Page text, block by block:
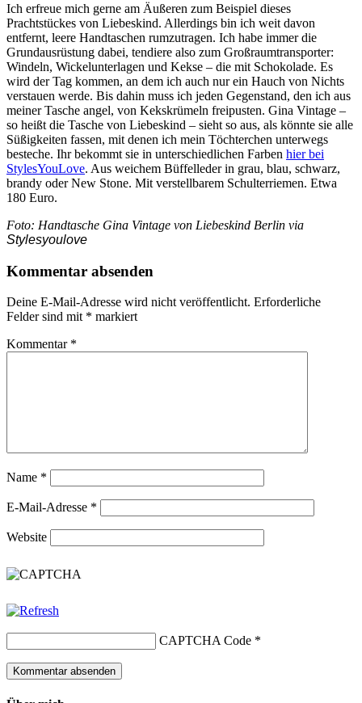
Ich erfreue mich gerne am Äußeren zum Beispiel dieses
Prachtstückes von Liebeskind. Allerdings bin ich weit davon
entfernt, leere Handtaschen rumzutragen. Ich habe immer die
Grundausrüstung dabei, tendiere also zum Großraumtransporter:
Windeln, Wickelunterlagen und Kekse – die mit Schokolade. Es
wird der Tag kommen, an dem ich auch nur ein Hauch von Nichts
verstauen werde. Bis dahin muss ich jeden Gegenstand, den ich aus
meiner Tasche angel, von Kekskrümeln freipusten. Gina Vintage –
so heißt die Tasche von Liebeskind – sieht so aus, als könnte sie alle
Süßigkeiten fassen, mit denen ich mein Töchterchen unterwegs
besteche. Ihr bekommt sie in unterschiedlichen Farben hier bei
StylesYouLove. Aus weichem Büffelleder in grau, blau, schwarz,
brandy oder New Stone. Mit verstellbarem Schulterriemen. Etwa
180 Euro.
Foto: Handtasche Gina Vintage von Liebeskind Berlin via
Stylesyoulove
Kommentar absenden
Deine E-Mail-Adresse wird nicht veröffentlicht. Erforderliche
Felder sind mit * markiert
Kommentar *
Name *
E-Mail-Adresse *
Website
CAPTCHA Code *